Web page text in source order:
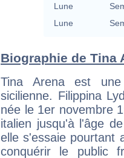
Lune
Lune
Biographie de Tina
Tina Arena est une
sicilienne. Filippina
née le 1er novembre
italien jusqu'à l'âge
elle s'essaie pourtant
conquérir le public